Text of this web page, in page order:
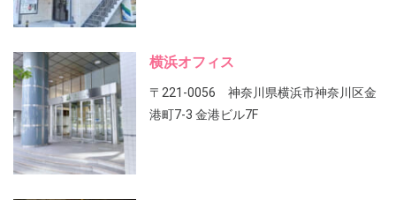
横浜オフィス
〒221-0056 神奈川県横浜市神奈川区金
港町7-3 金港ビル7F